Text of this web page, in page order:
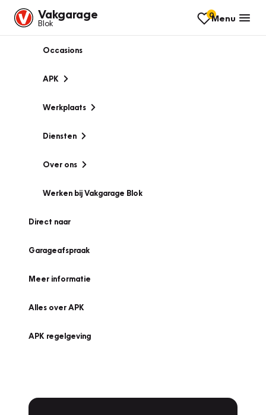
Vakgarage
Blok
0Menu
Occasions
APK
Werkplaats
Diensten
Over ons
Werken bij Vakgarage Blok
Direct naar
Garageafspraak
Meer informatie
Alles over APK
APK regelgeving